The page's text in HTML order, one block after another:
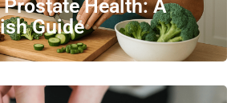
Health: A
Guide